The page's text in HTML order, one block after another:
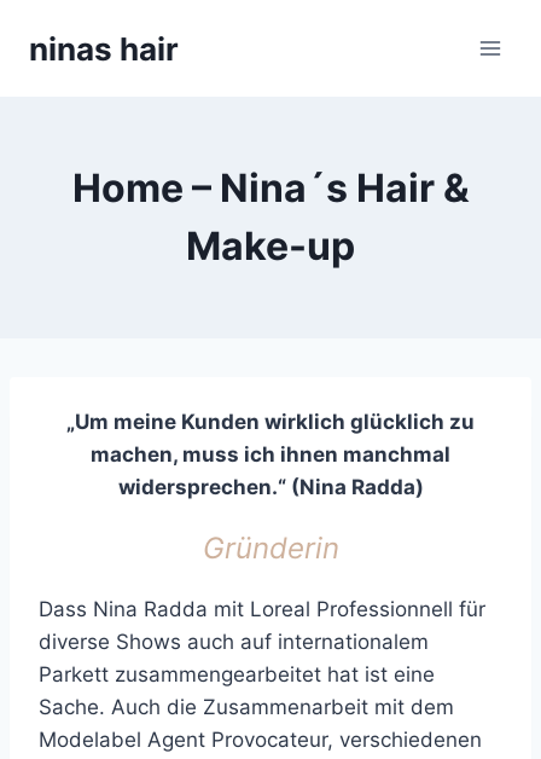
ninas hair
Home – Nina´s Hair &
Make-up
„Um meine Kunden wirklich glücklich zu
machen, muss ich ihnen manchmal
widersprechen.“ (Nina Radda)
Gründerin
Dass Nina Radda mit Loreal Professionnell für
diverse Shows auch auf internationalem
Parkett zusammengearbeitet hat ist eine
Sache. Auch die Zusammenarbeit mit dem
Modelabel Agent Provocateur, verschiedenen